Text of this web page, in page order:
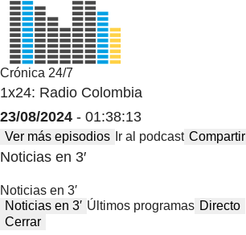
Crónica 24/7
1x24: Radio Colombia
23/08/2024 - 01:38:13
Ver más episodios Ir al podcast Compartir
Noticias en 3′
Noticias en 3′
Noticias en 3′ Últimos programas Directo
Cerrar